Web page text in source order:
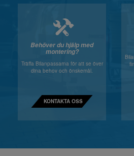
Behöver du hjälp med
montering?
Träffa Bilanpassarna för att se över
dina behov och önskemål.
KONTAKTA OSS